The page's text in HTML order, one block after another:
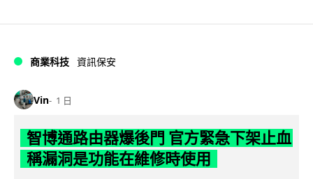
商業科技 資訊保安
Vin 1 日
智博通路由器爆後門 官方緊急下架止血
稱漏洞是功能在維修時使用